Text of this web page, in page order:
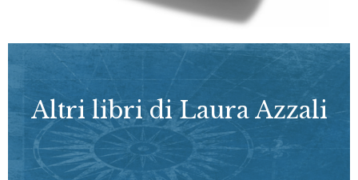
Altri libri di Laura Azzali